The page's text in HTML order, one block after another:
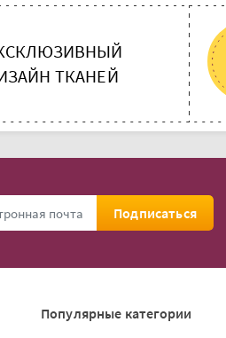
ТКАНЕЙ
Подписаться
Популярные категории